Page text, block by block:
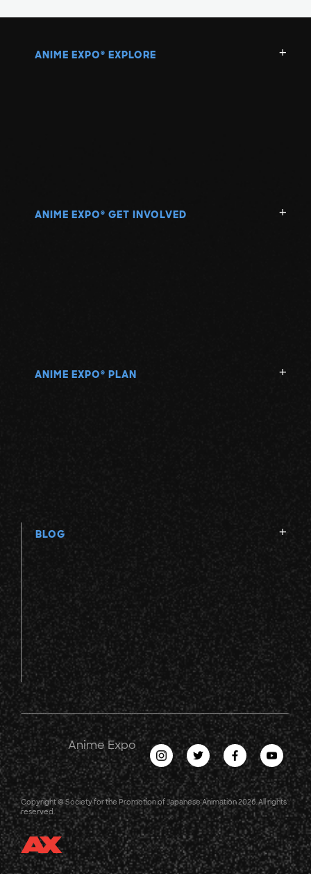
ANIME EXPO ® EXPLORE
ANIME EXPO ® GET INVOLVED
ANIME EXPO ® PLAN
BLOG
Anime Expo
Copyright © Society for the Promotion of Japanese Animation 2026. All rights
reserved.